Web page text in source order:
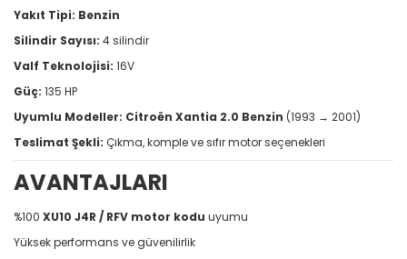
Yakıt Tipi: Benzin
Silindir Sayısı: 4 silindir
Valf Teknolojisi: 16V
Güç: 135 HP
Uyumlu Modeller: Citroën Xantia 2.0 Benzin (1993 → 2001)
Teslimat Şekli: Çıkma, komple ve sıfır motor seçenekleri
AVANTAJLARI
%100 XU10 J4R / RFV motor kodu uyumu
Yüksek performans ve güvenilirlik